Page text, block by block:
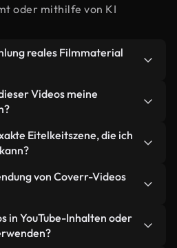
oder mithilfe von KI
reales Filmmaterial
um eine Hybridbibliothek
aufgenommenen
Video ist eindeutig
immer wissen, was Sie
Videos meine
optimierten Versionen
webfähige Formate,
Qualität hoch, während
minimiert und
werden.
Eitelkeitszene, die ich
Sie im
Video. Beschreiben Sie
das Studio generiert
ein individuelles Video für
von Coverr-Videos
ist nicht erforderlich. Alle
sind lizenzfrei
in YouTube-Inhalten oder